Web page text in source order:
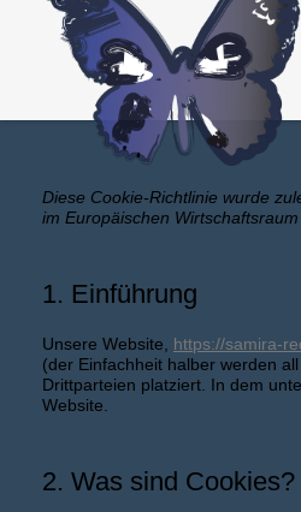
Diese Cookie-Richtlinie wurde
im Europäischen
1. Einführung
Unsere Website, https://samira-
(der Einfachheit halber werden
Drittparteien platziert. In dem
Website.
2. Was sind Cookies?